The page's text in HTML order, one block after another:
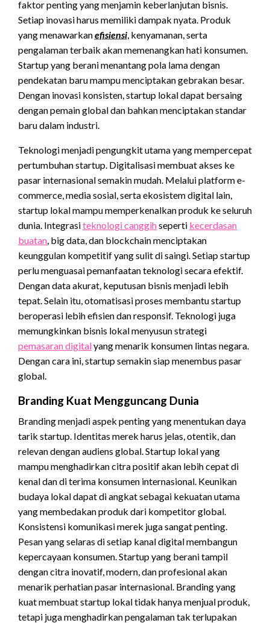
faktor penting yang menjamin keberlanjutan bisnis.
Setiap inovasi harus memiliki dampak nyata. Produk
yang menawarkanefisiensi , kenyamanan, serta
pengalaman terbaik akan memenangkan hati konsumen.
Startup yang berani menantang pola lama dengan
pendekatan baru mampu menciptakan gebrakan besar.
Dengan inovasi konsisten, startup lokal dapat bersaing
dengan pemain global dan bahkan menciptakan standar
baru dalam industri.
Teknologi menjadi pengungkit utama yang mempercepat
pertumbuhan startup. Digitalisasi membuat akses ke
pasar internasional semakin mudah. Melalui platform e-
commerce, media sosial, serta ekosistem digital lain,
startup lokal mampu memperkenalkan produk ke seluruh
dunia. Integrasiteknologi canggihseperti kecerdasan
buatan , big data, dan blockchain menciptakan
keunggulan kompetitif yang sulit di saingi. Setiap startup
perlu menguasai pemanfaatan teknologi secara efektif.
Dengan data akurat, keputusan bisnis menjadi lebih
tepat. Selain itu, otomatisasi proses membantu startup
beroperasi lebih efisien dan responsif. Teknologi juga
memungkinkan bisnis lokal menyusun strategi
pemasaran digitalyang menarik konsumen lintas negara.
Dengan cara ini, startup semakin siap menembus pasar
global.
Branding Kuat Mengguncang Dunia
Branding menjadi aspek penting yang menentukan daya
tarik startup. Identitas merek harus jelas, otentik, dan
relevan dengan audiens global. Startup lokal yang
mampu menghadirkan citra positif akan lebih cepat di
kenal dan di terima konsumen internasional. Keunikan
budaya lokal dapat di angkat sebagai kekuatan utama
yang membedakan produk dari kompetitor global.
Konsistensi komunikasi merek juga sangat penting.
Pesan yang selaras di setiap kanal digital membangun
kepercayaan konsumen. Startup yang berani tampil
dengan citra inovatif, modern, dan profesional akan
menarik perhatian pasar internasional. Branding yang
kuat membuat startup lokal tidak hanya menjual produk,
tetapi juga menghadirkan pengalaman tak terlupakan